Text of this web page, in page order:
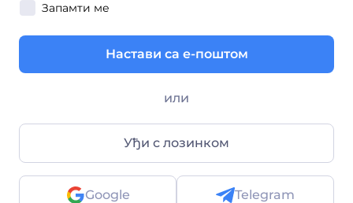
Поље која мора бити попуњено
Запамти ме
Настави са е-поштом
или
Уђи с лозинком
Google Telegram